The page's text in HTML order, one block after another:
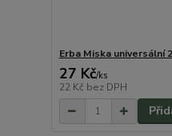
Erba Miska universální
27 Kč/ks
22 Kč bez DPH